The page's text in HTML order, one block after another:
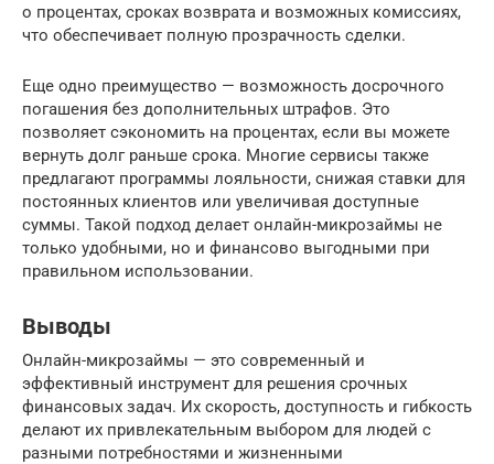
о процентах, сроках возврата и возможных комиссиях,
что обеспечивает полную прозрачность сделки.
Еще одно преимущество — возможность досрочного
погашения без дополнительных штрафов. Это
позволяет сэкономить на процентах, если вы можете
вернуть долг раньше срока. Многие сервисы также
предлагают программы лояльности, снижая ставки для
постоянных клиентов или увеличивая доступные
суммы. Такой подход делает онлайн-микрозаймы не
только удобными, но и финансово выгодными при
правильном использовании.
Выводы
Онлайн-микрозаймы — это современный и
эффективный инструмент для решения срочных
финансовых задач. Их скорость, доступность и гибкость
делают их привлекательным выбором для людей с
разными потребностями и жизненными